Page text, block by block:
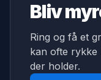
Bliv
Ring og få et
kan ofte rykke
der holder.